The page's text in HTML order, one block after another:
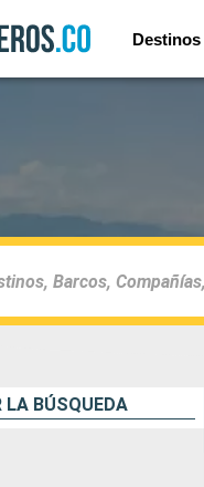
Destinos
LA BÚSQUEDA